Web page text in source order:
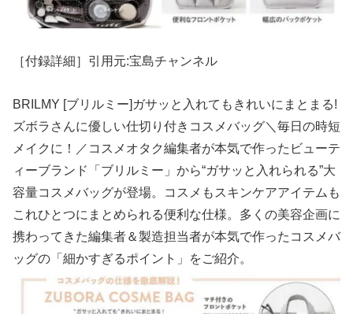
［付録詳細］引用元:宝島チャンネル
BRILMY [ブリルミー]ガサッと入れてもきれいにまとまる!
ズボラさんに優しい仕切り付きコスメバッグ＼毎日の時短
メイクに！／コスメオタク編集者が本気で作ったビューテ
ィーブランド「ブリルミー」から“ガサッと入れられる”大
容量コスメバッグが登場。コスメもスキンケアアイテムも
これひとつにまとめられる便利な仕様。多くの美容企画に
携わってきた編集者＆製造担当者が本気で作ったコスメバ
ッグの「細かすぎるポイント」をご紹介。